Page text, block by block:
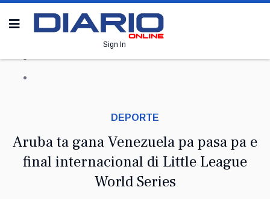
Sign In
DEPORTE
Aruba ta gana Venezuela pa pasa pa e
final internacional di Little League
World Series